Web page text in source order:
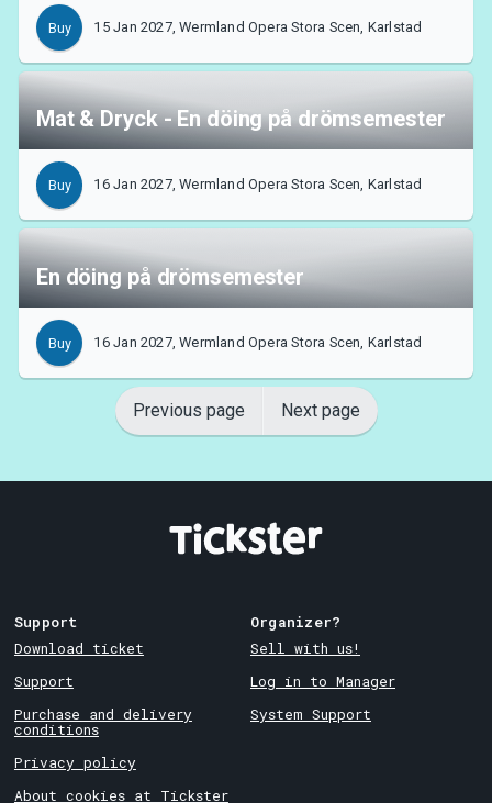
Buy 15 Jan 2027, Wermland Opera Stora Scen, Karlstad
Mat & Dryck - En döing på drömsemester
Buy 16 Jan 2027, Wermland Opera Stora Scen, Karlstad
En döing på drömsemester
Buy 16 Jan 2027, Wermland Opera Stora Scen, Karlstad
Previous page Next page
Support
Download ticket
Support
Purchase and delivery
conditions
Privacy policy
About cookies at Tickster
Organizer?
Sell with us!
Log in to Manager
System Support